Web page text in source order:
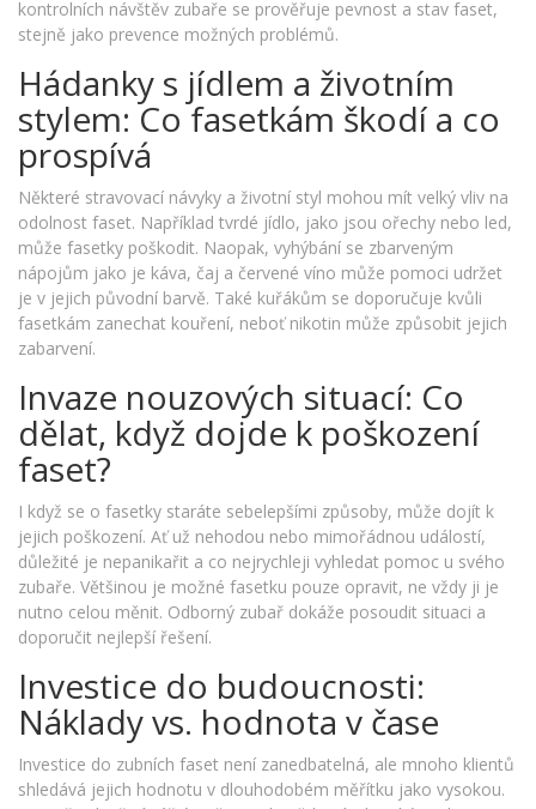
kontrolních návštěv zubaře se prověřuje pevnost a stav faset,
stejně jako prevence možných problémů.
Hádanky s jídlem a životním
stylem: Co fasetkám škodí a co
prospívá
Některé stravovací návyky a životní styl mohou mít velký vliv na
odolnost faset. Například tvrdé jídlo, jako jsou ořechy nebo led,
může fasetky poškodit. Naopak, vyhýbání se zbarveným
nápojům jako je káva, čaj a červené víno může pomoci udržet
je v jejich původní barvě. Také kuřákům se doporučuje kvůli
fasetkám zanechat kouření, neboť nikotin může způsobit jejich
zabarvení.
Invaze nouzových situací: Co
dělat, když dojde k poškození
faset?
I když se o fasetky staráte sebelepšími způsoby, může dojít k
jejich poškození. Ať už nehodou nebo mimořádnou událostí,
důležité je nepanikařit a co nejrychleji vyhledat pomoc u svého
zubaře. Většinou je možné fasetku pouze opravit, ne vždy ji je
nutno celou měnit. Odborný zubař dokáže posoudit situaci a
doporučit nejlepší řešení.
Investice do budoucnosti:
Náklady vs. hodnota v čase
Investice do zubních faset není zanedbatelná, ale mnoho klientů
shledává jejich hodnotu v dlouhodobém měřítku jako vysokou.